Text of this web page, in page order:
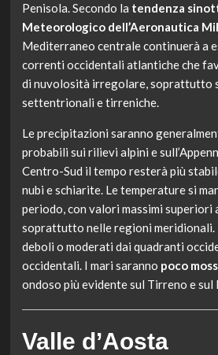
Penisola. Secondo la tendenza
Meteorologico dell’Aeronautica
Mediterraneo centrale continuerà a
correnti occidentali atlantiche che
di nuvolosità irregolare, soprattutto
settentrionali e tirreniche.
Le precipitazioni saranno
probabili sui rilievi alpini e
Centro-Sud il tempo resterà più
nubi e schiarite. Le temperature si
periodo, con valori massimi superiori
soprattutto nelle regioni
deboli o moderati dai quadranti
occidentali. I mari saranno poco
ondoso più evidente sul Tirreno e sul
Valle d’Aosta